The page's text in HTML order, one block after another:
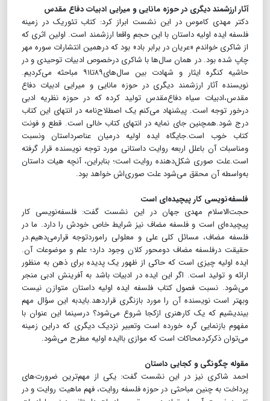
آثار ارزشمند دیگری در حوزه مانایی و میرایی ادبیات دفاع مقدس
دکتر مهدی کاموس در این نشست ابراز کرد: کتاب تئوریک در زمینه
فلسفه ایده اولیه داستان با این حجم واقعا ارزشمند است. اولین اثری که
از شاکری خواندم «عریان در برابر باد» بود که درهمین انتشارات سوره مهر
چاپ شده بود. در همان سال‌ها با شاکری درخصوص ادبیات توحیدی و در
حاشیه کنگره ایثار و شهادت بین سال‌های۸۹تا۹۱ مباحثه می‌کردیم.
نویسنده آثار ارزشمند دیگری در حوزه مانایی و میرایی ادبیات دفاع
مقدس،‌ادبیات سیاه دفاع‌مقدس تولید کرده که در حوزه نظریه ادبی
درخور توجه است. پیشنهاد می‌کنم یک اصطلاح‌نامه در انتهای این کتاب
درج شود.همچنین جای نمایه در انتهای کتاب خالی است. قطع و فونت
کتاب خوب است.جایگاه ایده اولیه درمیان عناصرداستان ونسبت
ومناسبات آن باعلل اربعه روایت داستانی مورد توجه نویسنده قرار گرفته
است.علت صوری شکل‌دهنده روایت است؛ بنابراین، آنچه هیات داستان
به‌واسطه آن محقق می‌شود علت صوری‌اش خواهد بود.
فلسفه‌نویسی کار پیچیده‌ای است
‌حجت‌الاسلام مهدی جهان در این نشست گفت: فلسفه‌نویسی کار
پیچیده‌ای است و فلسفه مضاف نیز شرایط خاص خودش را دارد. ما در
فلسفه مضاف، مسائل کلی علی و معلولی راموردتوجه قرارمی‌دهیم.در
حقیقت درفلسفه مضاف دومحور کلان وجود دارد؛‌ علم و موضوعات آن.
ایده اولیه چیزی است که حاکی از ظهور یک پدیده برای ذهن به منظور
ارائه و تولید است. اگر این ایده در ادبیات باشد به آفرینش ادبی منجر
می‌شود. نسبت فصول کتاب فلسفه ایده اولیه داستان متوازن نیست
وبهتر است نویسنده آن را مورد بازنگری قراردهد.بایدبه این سؤال مهم
بیندیشیم که یک کارهنری ازکجا شروع می‌شود؟ درسینما این عنوان با
مفهوم بازنمایی گره خورده است وتعبیر نزدیک دیگری که دراین زمینه
می‌توان ذکرکردمحاکات است که موازی باایده اولیه مطرح می‌شود.
مقوله چگونگی و کجایی داستان
احمد شاکری نیز در این نشست گفت: یکی از مهم‌ترین ضرورت‌های
پرداخت به چنین مباحثی در حوزه فلسفه روایت، فهم ماهیت روایت و در